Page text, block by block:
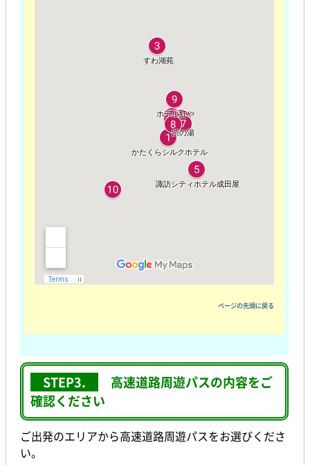
ページの先頭に戻る
STEP3.
高速道路周遊パスの内容をご
確認ください
ご出発のエリアから高速道路周遊パスをお選びくださ
い。